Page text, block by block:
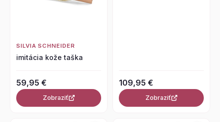
SILVIA SCHNEIDER
imitácia kože taška
59,95 €
Zobraziť
109,95 €
Zobraziť